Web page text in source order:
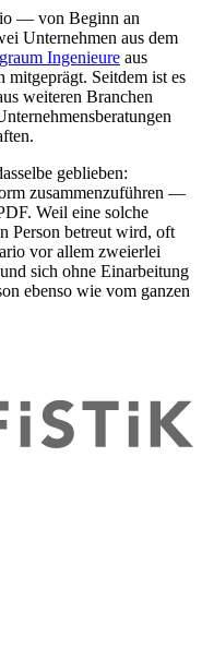
— von Beginn an
Unternehmen aus dem
Ingenieure aus
Seitdem ist es
weiteren Branchen
geblieben:
zusammenzuführen —
Weil eine solche
Person betreut wird, oft
vor allem zweierlei
sich ohne Einarbeitung
ebenso wie vom ganzen